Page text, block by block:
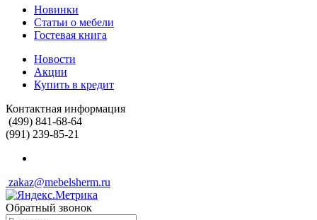
Новинки
Статьи о мебели
Гостевая книга
Новости
Акции
Купить в кредит
Контактная информация
(499) 841-68-64
(991) 239-85-21
zakaz@mebelsherm.ru
Обратный звонок